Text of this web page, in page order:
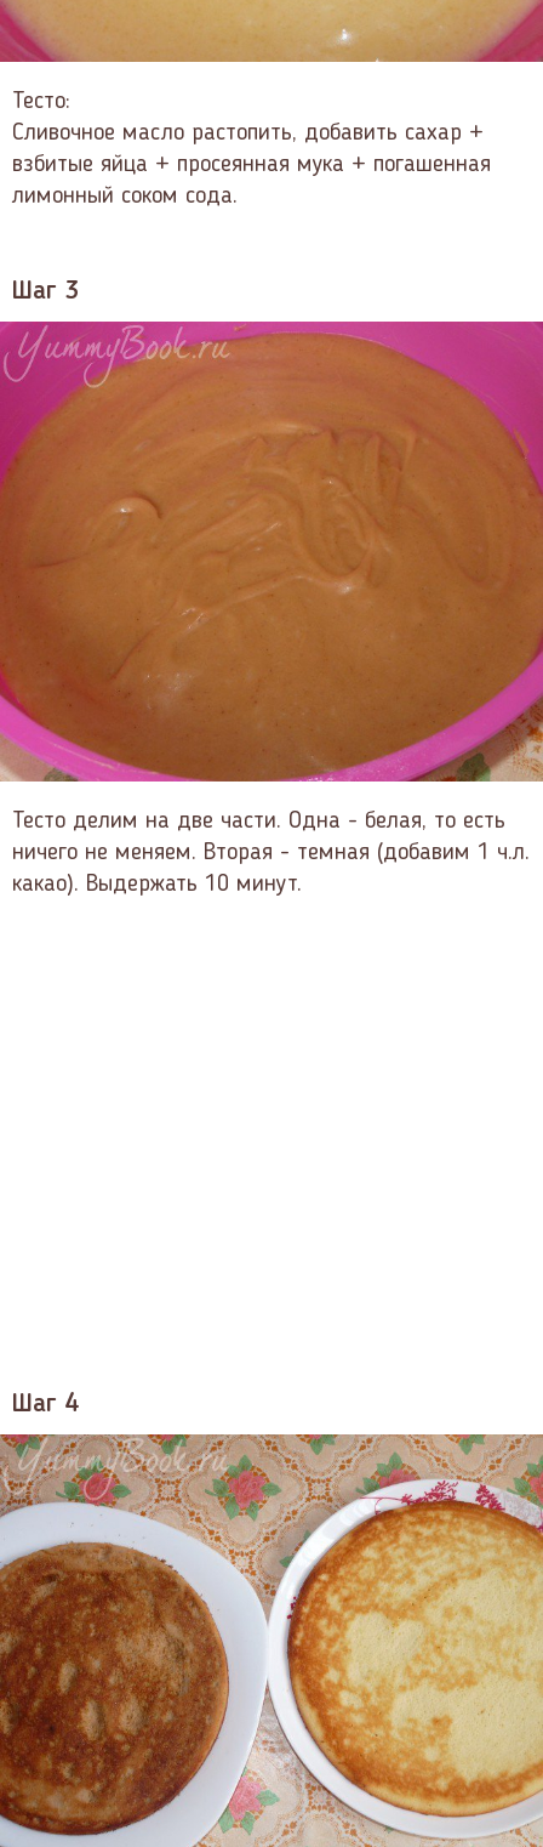
Тесто:
Сливочное масло растопить, добавить сахар +
взбитые яйца + просеянная мука + погашенная
лимонный соком сода.
Шаг 3
Тесто делим на две части. Одна - белая, то есть
ничего не меняем. Вторая - темная (добавим 1 ч.л.
какао). Выдержать 10 минут.
Шаг 4